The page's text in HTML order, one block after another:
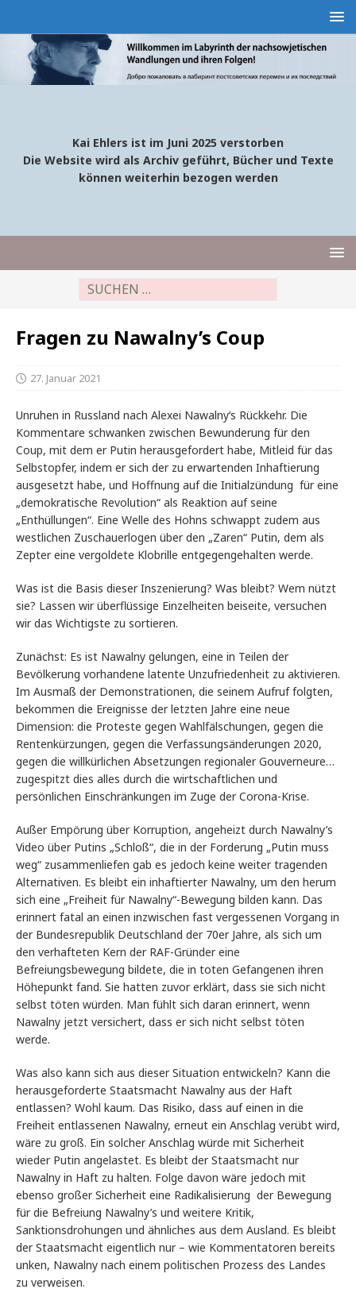
Kai Ehlers ist im Juni 2025 verstorben
Die Website wird als Archiv geführt, Bücher und Texte
können weiterhin bezogen werden
Fragen zu Nawalny’s Coup
27. Januar 2021
Unruhen in Russland nach Alexei Nawalny‘s Rückkehr. Die
Kommentare schwanken zwischen Bewunderung für den
Coup, mit dem er Putin herausgefordert habe, Mitleid für das
Selbstopfer, indem er sich der zu erwartenden Inhaftierung
ausgesetzt habe, und Hoffnung auf die Initialzündung für eine
„demokratische Revolution“ als Reaktion auf seine
„Enthüllungen“. Eine Welle des Hohns schwappt zudem aus
westlichen Zuschauerlogen über den „Zaren“ Putin, dem als
Zepter eine vergoldete Klobrille entgegengehalten werde.
Was ist die Basis dieser Inszenierung? Was bleibt? Wem nützt
sie? Lassen wir überflüssige Einzelheiten beiseite, versuchen
wir das Wichtigste zu sortieren.
Zunächst: Es ist Nawalny gelungen, eine in Teilen der
Bevölkerung vorhandene latente Unzufriedenheit zu aktivieren.
Im Ausmaß der Demonstrationen, die seinem Aufruf folgten,
bekommen die Ereignisse der letzten Jahre eine neue
Dimension: die Proteste gegen Wahlfälschungen, gegen die
Rentenkürzungen, gegen die Verfassungsänderungen 2020,
gegen die willkürlichen Absetzungen regionaler Gouverneure…
zugespitzt dies alles durch die wirtschaftlichen und
persönlichen Einschränkungen im Zuge der Corona-Krise.
Außer Empörung über Korruption, angeheizt durch Nawalny’s
Video über Putins „Schloß“, die in der Forderung „Putin muss
weg“ zusammenliefen gab es jedoch keine weiter tragenden
Alternativen. Es bleibt ein inhaftierter Nawalny, um den herum
sich eine „Freiheit für Nawalny“-Bewegung bilden kann. Das
erinnert fatal an einen inzwischen fast vergessenen Vorgang in
der Bundesrepublik Deutschland der 70er Jahre, als sich um
den verhafteten Kern der RAF-Gründer eine
Befreiungsbewegung bildete, die in toten Gefangenen ihren
Höhepunkt fand. Sie hatten zuvor erklärt, dass sie sich nicht
selbst töten würden. Man fühlt sich daran erinnert, wenn
Nawalny jetzt versichert, dass er sich nicht selbst töten
werde.
Was also kann sich aus dieser Situation entwickeln? Kann die
herausgeforderte Staatsmacht Nawalny aus der Haft
entlassen? Wohl kaum. Das Risiko, dass auf einen in die
Freiheit entlassenen Nawalny, erneut ein Anschlag verübt wird,
wäre zu groß. Ein solcher Anschlag würde mit Sicherheit
wieder Putin angelastet. Es bleibt der Staatsmacht nur
Nawalny in Haft zu halten. Folge davon wäre jedoch mit
ebenso großer Sicherheit eine Radikalisierung der Bewegung
für die Befreiung Nawalny’s und weitere Kritik,
Sanktionsdrohungen und ähnliches aus dem Ausland. Es bleibt
der Staatsmacht eigentlich nur – wie Kommentatoren bereits
unken, Nawalny nach einem politischen Prozess des Landes
zu verweisen.